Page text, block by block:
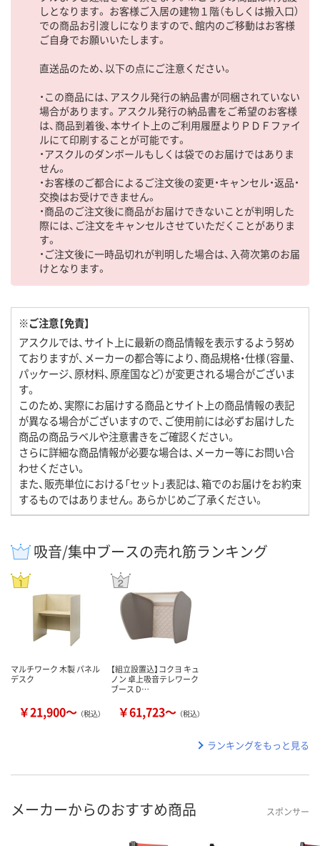
しとなります。 お客様ご入居の建物１階（もしくは搬入口）
での商品お引渡しになりますので、館内のご移動はお客様
ご自身でお願いいたします。
直送品のため、以下の点にご注意ください。
・この商品には、アスクル発行の納品書が同梱されていない
場合があります。アスクル発行の納品書をご希望のお客様
は、商品到着後、本サイト上のご利用履歴よりＰＤＦファイ
ルにて印刷することが可能です。
・アスクルのダンボールもしくは袋でのお届けではありま
せん。
・お客様のご都合によるご注文後の変更・キャンセル・返品・
交換はお受けできません。
・商品のご注文後に商品がお届けできないことが判明した
際には、ご注文をキャンセルさせていただくことがありま
す。
・ご注文後に一時品切れが判明した場合は、入荷次第のお届
けとなります。
※ご注意【免責】
アスクルでは、サイト上に最新の商品情報を表示するよう努め
ておりますが、メーカーの都合等により、商品規格・仕様（容量、
パッケージ、原材料、原産国など）が変更される場合がございま
す。
このため、実際にお届けする商品とサイト上の商品情報の表記
が異なる場合がございますので、ご使用前には必ずお届けした
商品の商品ラベルや注意書きをご確認ください。
さらに詳細な商品情報が必要な場合は、メーカー等にお問い合
わせください。
また、販売単位における「セット」表記は、箱でのお届けをお約束
するものではありません。あらかじめご了承ください。
吸音/集中ブースの売れ筋ランキング
マルチワーク 木製 パネル
デスク
￥21,900～ （税込）
【組立設置込】コクヨ キュ
ノン 卓上吸音テレワーク
ブース D…
￥61,723～ （税込）
ランキングをもっと見る
メーカーからのおすすめ商品 スポンサー